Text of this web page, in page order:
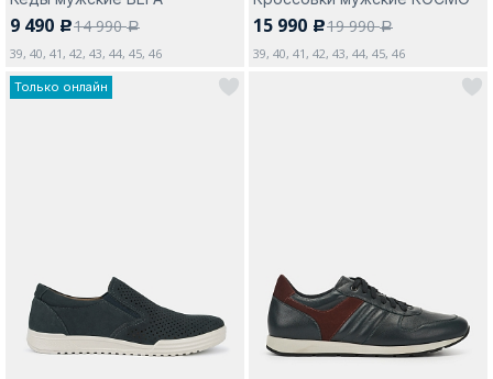
9 490 c14 990a
39, 40, 41, 42, 43, 44, 45, 46
15 990 c19 990a
39, 40, 41, 42, 43, 44, 45, 46
Только онлайн